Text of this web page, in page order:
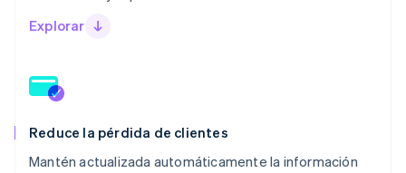
Explorar
Reduce la pérdida de clientes
Mantén actualizada automáticamente la información